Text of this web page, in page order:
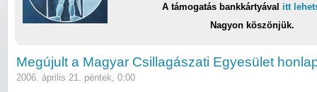
A támogatás bankkártyával itt
Nagyon köszönjük.
Megújult a Magyar Csillagászati Egyesület
2006. április 21. péntek, 0:00